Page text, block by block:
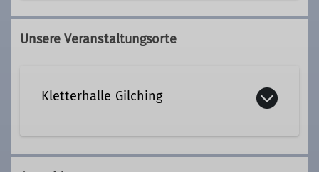
Kontakt aufnehmen
Unsere Veranstaltungsorte
Kletterhalle Gilching
https://www.kbgilching.de/